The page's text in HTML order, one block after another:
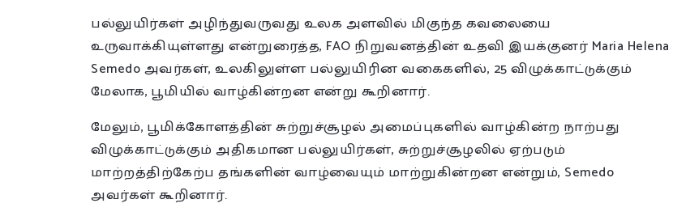
பல்லுயிர்கள் அழிந்துவருவது உலக அளவில் மிகுந்த கவலையை
உருவாக்கியுள்ளது என்றுரைத்த, FAO நிறுவனத்தின் உதவி இயக்குனர் Maria Helena
Semedo அவர்கள், உலகிலுள்ள பல்லுயிரின வகைகளில், 25 விழுக்காட்டுக்கும்
மேலாக, பூமியில் வாழ்கின்றன என்று கூறினார்.
மேலும், பூமிக்கோளத்தின் சுற்றுச்சூழல் அமைப்புகளில் வாழ்கின்ற நாற்பது
விழுக்காட்டுக்கும் அதிகமான பல்லுயிர்கள், சுற்றுச்சூழலில் ஏற்படும்
மாற்றத்திற்கேற்ப தங்களின் வாழ்வையும் மாற்றுகின்றன என்றும், Semedo
அவர்கள் கூறினார்.